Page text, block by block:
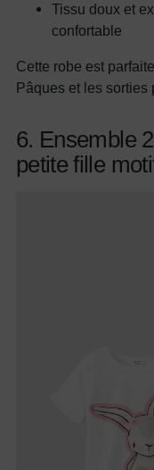
Tissu doux et
confortable
Cette robe est
Pâques et les sorties
6. Ensemble
petite fille